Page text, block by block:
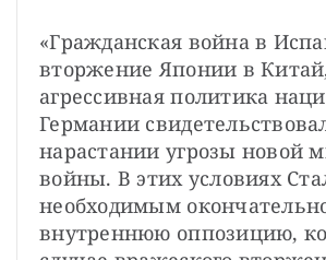
«Гражданская война в
вторжение Японии в
агрессивная политика
Германии
нарастании угрозы новой
войны. В этих условиях
необходимым
внутреннюю оппозицию,